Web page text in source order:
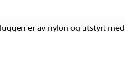
er av nylon og utstyrt
m.m. i harde